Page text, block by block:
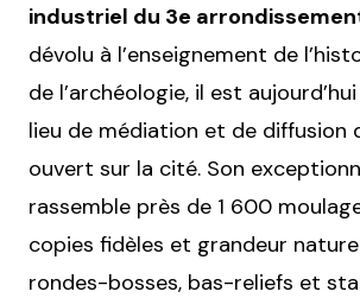
industriel du 3e
dévolu à l’enseignement de
de l’archéologie, il est
lieu de médiation et de diffusion
ouvert sur la cité. Son
rassemble près de 1 600
copies fidèles et grandeur
rondes-bosses, bas-reliefs et